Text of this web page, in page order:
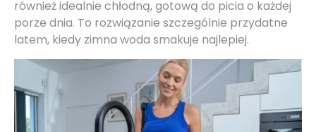
również idealnie chłodną, gotową do picia o każdej
porze dnia. To rozwiązanie szczególnie przydatne
latem, kiedy zimna woda smakuje najlepiej.